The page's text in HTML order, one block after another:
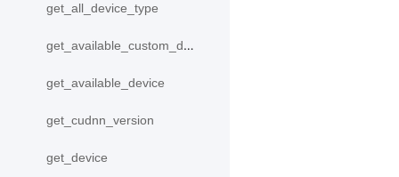
get_all_device_type
get_available_custom_device
get_available_device
get_cudnn_version
get_device